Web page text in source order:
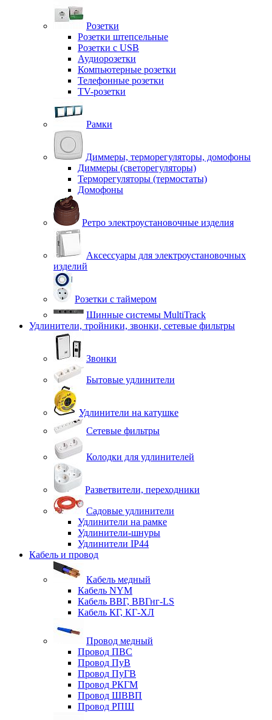
Розетки
Розетки штепсельные
Розетки с USB
Аудиорозетки
Компьютерные розетки
Телефонные розетки
TV-розетки
Рамки
Диммеры, терморегуляторы, домофоны
Диммеры (светорегуляторы)
Терморегуляторы (термостаты)
Домофоны
Ретро электроустановочные изделия
Аксессуары для электроустановочных
изделий
Розетки с таймером
Шинные системы MultiTrack
Удлинители, тройники, звонки, сетевые фильтры
Звонки
Бытовые удлинители
Удлинители на катушке
Сетевые фильтры
Колодки для удлинителей
Разветвители, переходники
Садовые удлинители
Удлинители на рамке
Удлинители-шнуры
Удлинители IP44
Кабель и провод
Кабель медный
Кабель NYM
Кабель ВВГ, ВВГнг-LS
Кабель КГ, КГ-ХЛ
Провод медный
Провод ПВС
Провод ПуВ
Провод ПуГВ
Провод РКГМ
Провод ШВВП
Провод РПШ